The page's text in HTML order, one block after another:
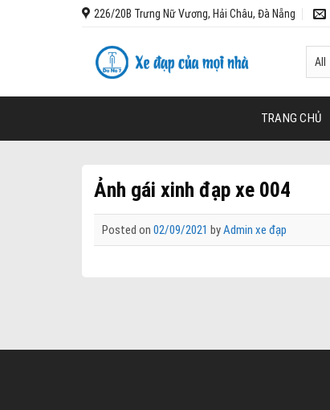
226/20B Trưng Nữ Vương, Hải Châu, Đà Nẵng
TRANG CHỦ
Ảnh gái xinh đạp xe 004
Posted on 02/09/2021 byAdmin xe đạp